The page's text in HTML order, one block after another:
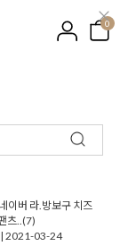
0
이버 라.방보구 치즈
츠..(7)
| 2021-03-24